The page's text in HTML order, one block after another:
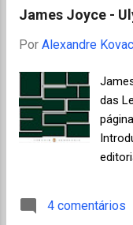
abre
não
de
o
foto).
James Joyce -
Por Alexandre
das
4 comentários